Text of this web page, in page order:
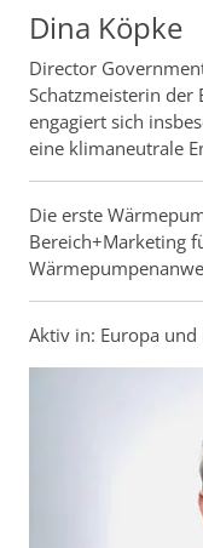
Dina Köpke
Director
Schatzmeisterin der
engagiert sich
eine klimaneutrale
Die erste
Bereich+Marketing
Aktiv in: Europa